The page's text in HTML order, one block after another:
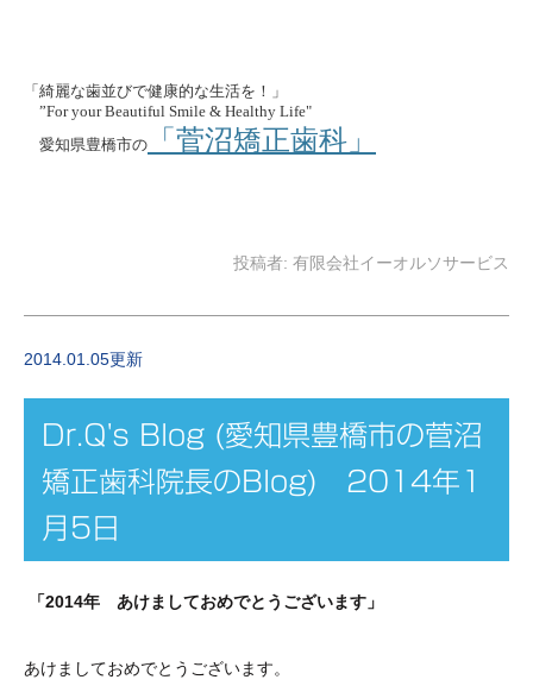
「綺麗な歯並びで健康的な生活を！」
”For your Beautiful Smile & Healthy Life"
愛知県豊橋市の
「菅沼矯正歯科」
投稿者: 有限会社イーオルソサービス
2014.01.05更新
Dr.Q's Blog (愛知県豊橋市の菅沼
矯正歯科院長のBlog) 2014年1
月5日
「2014年 あけましておめでとうございます」
あけましておめでとうございます。